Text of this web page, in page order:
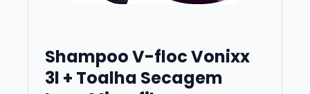
Shampoo V-floc Vonixx
3l + Toalha Secagem